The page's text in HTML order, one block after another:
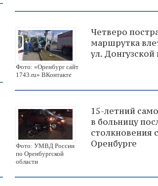
Фото: «Оренбург сайт
1743.ru» ВКонтакте
Четверо
маршрутка
ул. Донгузской
Фото: УМВД России
по Оренбургской
области
15-летний
в больницу
столкновения
Оренбурге